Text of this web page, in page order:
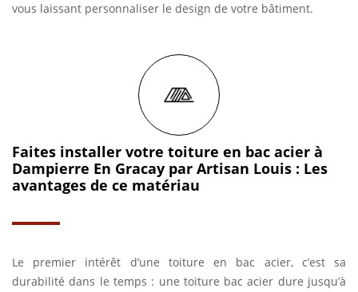
vous laissant personnaliser le design de votre bâtiment.
Faites installer votre toiture en bac acier à
Dampierre En Gracay par Artisan Louis : Les
avantages de ce matériau
Le premier intérêt d’une toiture en bac acier, c’est sa
durabilité dans le temps : une toiture bac acier dure jusqu’à